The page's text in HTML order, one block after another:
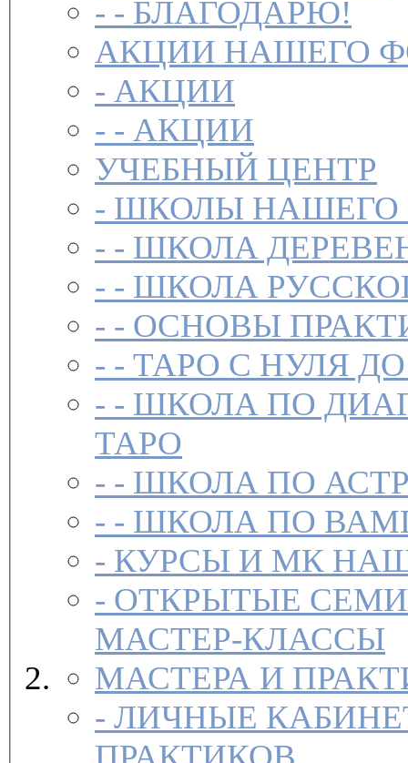
- - БЛАГОДАРЮ!
АКЦИИ НАШЕГО
- АКЦИИ
- - АКЦИИ
УЧЕБНЫЙ ЦЕНТР
- ШКОЛЫ НАШЕГО
- - ШКОЛА
- - ШКОЛА
- - ОСНОВЫ
- - ТАРО С НУЛЯ
- - ШКОЛА ПО
ТАРО
- - ШКОЛА ПО
- - ШКОЛА ПО
-
- ОТКРЫТЫЕ
МАСТЕР-КЛАССЫ
МАСТЕРА И
- ЛИЧНЫЕ